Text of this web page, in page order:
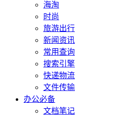
海淘
时尚
旅游出行
新闻资讯
常用查询
搜索引擎
快递物流
文件传输
办公必备
文档笔记